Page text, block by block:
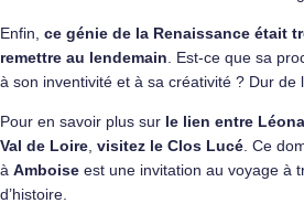
Enfin, ce génie de la Renaissance était
remettre au lendemain . Est-ce que sa
à son inventivité et à sa créativité ? Dur de
Pour en savoir plus sur le lien entre
Val de Loire visitez le Clos Lucé . Ce
à Amboise est une invitation au voyage à
d’histoire.